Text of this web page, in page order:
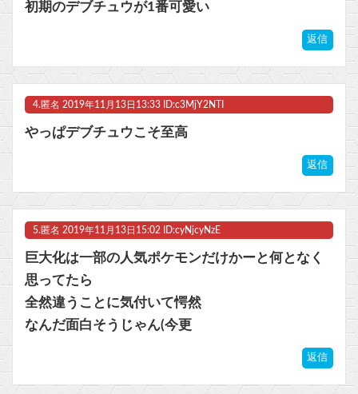
初期のデブチュウが1番可愛い
返信
4. 匿名 2019年11月13日13:33 ID:c3MjY2NTI
やっぱデブチュウこそ至高
返信
5. 匿名 2019年11月13日15:02 ID:cyNjcyNzE
巨大化は一部の人気ポケモンだけかーと何となく
思ってたら
全然違うことに気付いて愕然
なんだ面白そうじゃん(今更
返信